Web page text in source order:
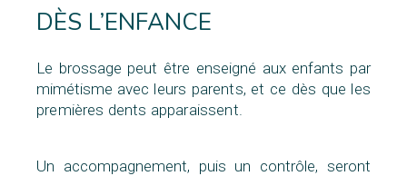
DÈS L’ENFANCE
Le brossage peut être enseigné aux enfants par
mimétisme avec leurs parents, et ce dès que les
premières dents apparaissent.
Un accompagnement, puis un contrôle, seront